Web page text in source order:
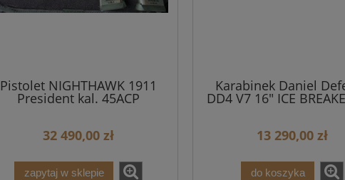
Pistolet NIGHTHAWK 1911
President kal. 45ACP
32 490,00 zł
zapytaj w sklepie
Karabinek Daniel
DD4 V7 16" ICE
13 290,00 zł
do koszyka